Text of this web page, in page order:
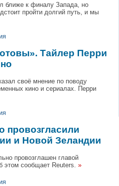
ближе к финалу Запада, но
пройти долгий путь, и мы
Тайлер Перри
своё мнение по поводу
кино и сериалах. Перри
провозгласили
и Новой Зеландии
провозглашен главой
этом сообщает Reuters. »